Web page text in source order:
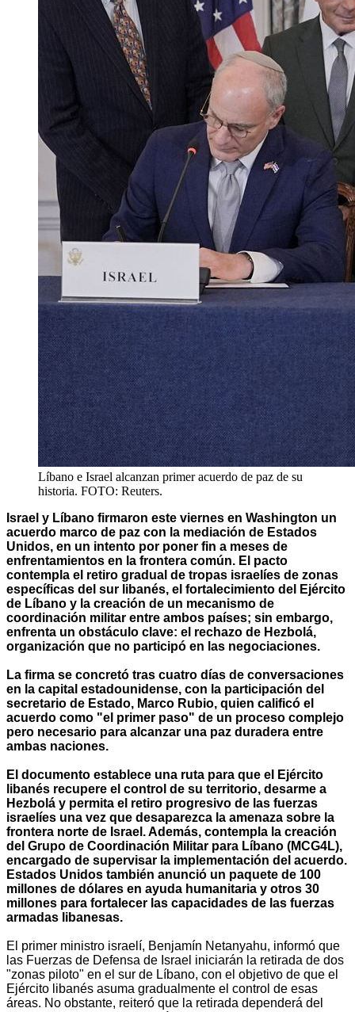
Líbano e Israel alcanzan primer acuerdo de paz de su
historia. FOTO: Reuters.
Israel y Líbano firmaron este viernes en Washington un
acuerdo marco de paz con la mediación de Estados
Unidos, en un intento por poner fin a meses de
enfrentamientos en la frontera común. El pacto
contempla el retiro gradual de tropas israelíes de zonas
específicas del sur libanés, el fortalecimiento del Ejército
de Líbano y la creación de un mecanismo de
coordinación militar entre ambos países; sin embargo,
enfrenta un obstáculo clave: el rechazo de Hezbolá,
organización que no participó en las negociaciones.
La firma se concretó tras cuatro días de conversaciones
en la capital estadounidense, con la participación del
secretario de Estado, Marco Rubio, quien calificó el
acuerdo como "el primer paso" de un proceso complejo
pero necesario para alcanzar una paz duradera entre
ambas naciones.
El documento establece una ruta para que el Ejército
libanés recupere el control de su territorio, desarme a
Hezbolá y permita el retiro progresivo de las fuerzas
israelíes una vez que desaparezca la amenaza sobre la
frontera norte de Israel. Además, contempla la creación
del Grupo de Coordinación Militar para Líbano (MCG4L),
encargado de supervisar la implementación del acuerdo.
Estados Unidos también anunció un paquete de 100
millones de dólares en ayuda humanitaria y otros 30
millones para fortalecer las capacidades de las fuerzas
armadas libanesas.
El primer ministro israelí, Benjamín Netanyahu, informó que
las Fuerzas de Defensa de Israel iniciarán la retirada de dos
"zonas piloto" en el sur de Líbano, con el objetivo de que el
Ejército libanés asuma gradualmente el control de esas
áreas. No obstante, reiteró que la retirada dependerá del